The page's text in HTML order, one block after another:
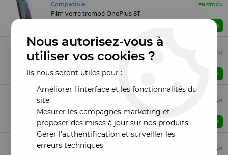
Compatible
EN STOCK
Film verre trempé OnePlus 8T
Boite (Retail)
Compatible
EN STOCK
Film verre trempé OnePlus 9
Prix : Veuillez vous connecter
Boite (Retail)
EN STOCK
Film verre trempé OnePlus 9 Pro
Prix : Veuillez vous connecter
Compatible
EN STOCK
Nous autorisez-vous à
utiliser vos cookies ?
Ils nous seront utiles pour :
Améliorer l'interface et les fonctionnalités du
site
Mesurer les campagnes marketing et
proposer des mises à jour sur nos produits
Gérer l'authentification et surveiller les
erreurs techniques